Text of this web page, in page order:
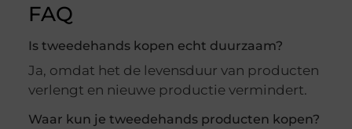
FAQ
Is tweedehands kopen echt duurzaam?
Ja, omdat het de levensduur van producten
verlengt en nieuwe productie vermindert.
Waar kun je tweedehands producten kopen?